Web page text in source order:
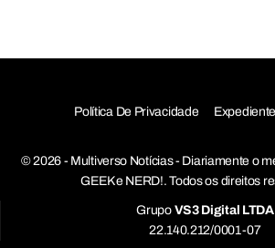
Política De Privacidade Expediente
© 2026 - Multiverso Notícias - Diariamente o
GEEK e NERD!. Todos os direitos
Grupo VS3 Digital LTDA
22.140.212/0001-07